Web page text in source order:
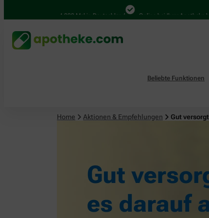
4.000 Mal in Deutschland Online bei Ihrer Apotheke bestellen
Beliebte Funktionen
Home Aktionen & Empfehlungen Gut